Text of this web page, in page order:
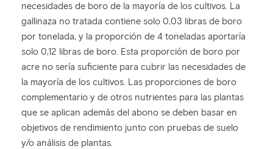
necesidades de boro de la mayoría de los cultivos. La
gallinaza no tratada contiene solo 0,03 libras de boro
por tonelada, y la proporción de 4 toneladas aportaría
solo 0,12 libras de boro. Esta proporción de boro por
acre no sería suficiente para cubrir las necesidades de
la mayoría de los cultivos. Las proporciones de boro
complementario y de otros nutrientes para las plantas
que se aplican además del abono se deben basar en
objetivos de rendimiento junto con pruebas de suelo
y/o análisis de plantas.